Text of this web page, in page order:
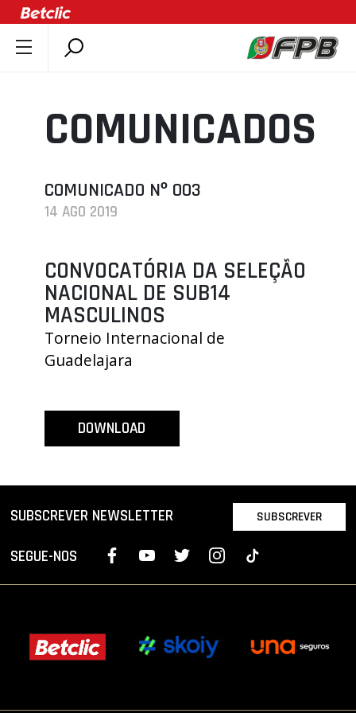
DOCUMENTOS
ÚLTIMAS
ASSOCIAÇÕES
CLUBES
AGENDA
SELEÇÕES
MINIBASQUETE
ÁREA TÉCNICA
PROJETOS
LIGA BETCLIC MASCULINA
LIGA BETCLIC FEMININA
COMUNICADOS
COMUNICADO Nº 003
14 AGO 2019
CONVOCATÓRIA DA SELEÇÃO
NACIONAL DE SUB14
MASCULINOS
Torneio Internacional de
Guadelajara
DOWNLOAD
SUBSCREVER NEWSLETTER SUBSCREVER
SEGUE-NOS